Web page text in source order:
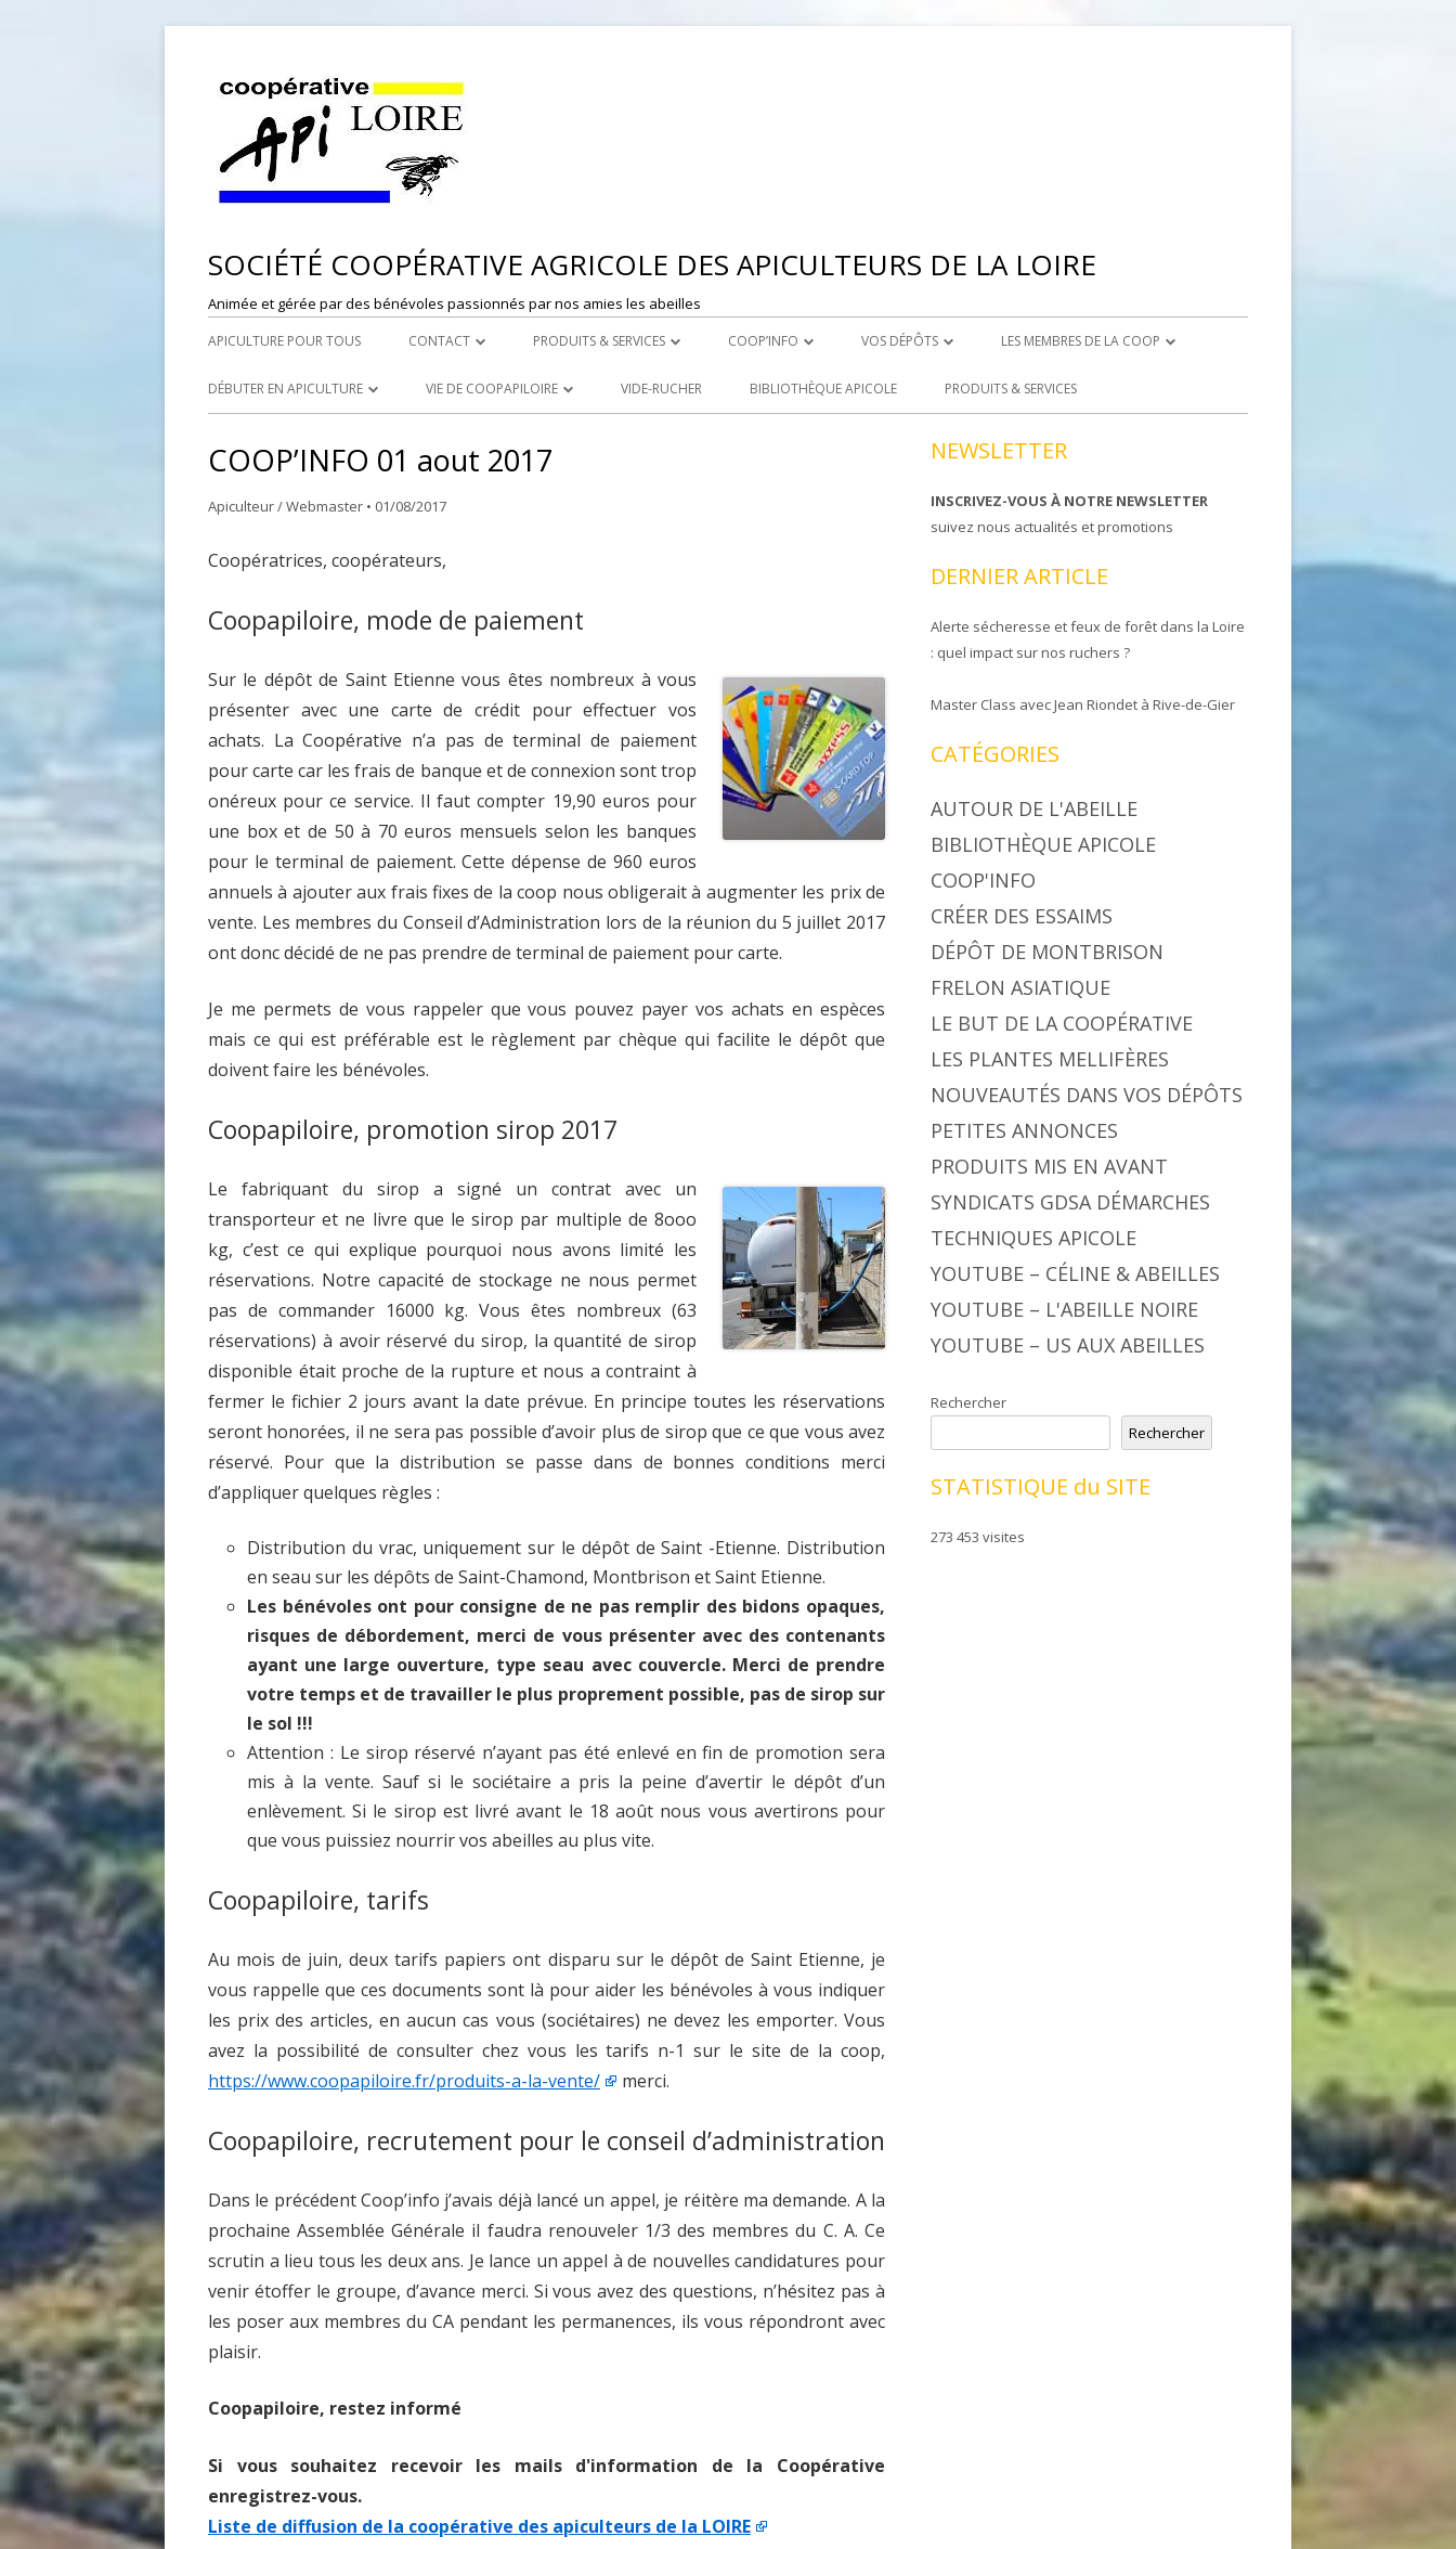
SOCIÉTÉ COOPÉRATIVE AGRICOLE DES APICULTEURS DE LA LOIRE
Animée et gérée par des bénévoles passionnés par nos amies les abeilles
APICULTURE POUR TOUS CONTACT
DÉPÔT DE MONTBRISON
PRODUITS & SERVICES
ROYAL CARE
COOP’INFO
DÉPOSER UNE ANNONCE
VOS DÉPÔTS
DEPOT DE ST ETIENNE
LES MEMBRES DE LA COOP
DEVENIR ADHÉRENT
DÉBUTER EN APICULTURE
MATÉRIEL POUR UNE PREMIÈRE
RUCHER ÉCOLE
VIE DE COOPAPILOIRE
ASSEMBLÉES GÉNÉRALES
VIDE-RUCHER BIBLIOTHÈQUE APICOLE PRODUITS & SERVICES
COOP’INFO 01 aout 2017
Apiculteur / Webmaster • 01/08/2017
Coopératrices, coopérateurs,
Coopapiloire, mode de paiement
Sur le dépôt de Saint Etienne vous êtes nombreux à vous
présenter avec une carte de crédit pour effectuer vos
achats. La Coopérative n’a pas de terminal de paiement
pour carte car les frais de banque et de connexion sont trop
onéreux pour ce service. Il faut compter 19,90 euros pour
une box et de 50 à 70 euros mensuels selon les banques
pour le terminal de paiement. Cette dépense de 960 euros
annuels à ajouter aux frais fixes de la coop nous obligerait à augmenter les prix de
vente. Les membres du Conseil d’Administration lors de la réunion du 5 juillet 2017
ont donc décidé de ne pas prendre de terminal de paiement pour carte.
Je me permets de vous rappeler que vous pouvez payer vos achats en espèces
mais ce qui est préférable est le règlement par chèque qui facilite le dépôt que
doivent faire les bénévoles.
Coopapiloire, promotion sirop 2017
Le fabriquant du sirop a signé un contrat avec un
transporteur et ne livre que le sirop par multiple de 8ooo
kg, c’est ce qui explique pourquoi nous avons limité les
réservations. Notre capacité de stockage ne nous permet
pas de commander 16000 kg. Vous êtes nombreux (63
réservations) à avoir réservé du sirop, la quantité de sirop
disponible était proche de la rupture et nous a contraint à
fermer le fichier 2 jours avant la date prévue. En principe toutes les réservations
seront honorées, il ne sera pas possible d’avoir plus de sirop que ce que vous avez
réservé. Pour que la distribution se passe dans de bonnes conditions merci
d’appliquer quelques règles :
Distribution du vrac, uniquement sur le dépôt de Saint -Etienne. Distribution
en seau sur les dépôts de Saint-Chamond, Montbrison et Saint Etienne.
Les bénévoles ont pour consigne de ne pas remplir des bidons opaques,
risques de débordement, merci de vous présenter avec des contenants
ayant une large ouverture, type seau avec couvercle. Merci de prendre
votre temps et de travailler le plus proprement possible, pas de sirop sur
le sol !!!
Attention : Le sirop réservé n’ayant pas été enlevé en fin de promotion sera
mis à la vente. Sauf si le sociétaire a pris la peine d’avertir le dépôt d’un
enlèvement. Si le sirop est livré avant le 18 août nous vous avertirons pour
que vous puissiez nourrir vos abeilles au plus vite.
Coopapiloire, tarifs
Au mois de juin, deux tarifs papiers ont disparu sur le dépôt de Saint Etienne, je
vous rappelle que ces documents sont là pour aider les bénévoles à vous indiquer
les prix des articles, en aucun cas vous (sociétaires) ne devez les emporter. Vous
avez la possibilité de consulter chez vous les tarifs n-1 sur le site de la coop,
https://www.coopapiloire.fr/produits-a-la-vente/
merci.
Coopapiloire, recrutement pour le conseil d’administration
Dans le précédent Coop’info j’avais déjà lancé un appel, je réitère ma demande. A la
prochaine Assemblée Générale il faudra renouveler 1/3 des membres du C. A. Ce
scrutin a lieu tous les deux ans. Je lance un appel à de nouvelles candidatures pour
venir étoffer le groupe, d’avance merci. Si vous avez des questions, n’hésitez pas à
les poser aux membres du CA pendant les permanences, ils vous répondront avec
plaisir.
Coopapiloire, restez informé
Si vous souhaitez recevoir les mails d'information de la Coopérative
enregistrez-vous.
Liste de diffusion de la coopérative des apiculteurs de la LOIRE
NEWSLETTER
INSCRIVEZ-VOUS À NOTRE NEWSLETTER
suivez nous actualités et promotions
DERNIER ARTICLE
Alerte sécheresse et feux de forêt dans la Loire
: quel impact sur nos ruchers ?
Master Class avec Jean Riondet à Rive-de-Gier
CATÉGORIES
AUTOUR DE L'ABEILLE
BIBLIOTHÈQUE APICOLE
COOP'INFO
CRÉER DES ESSAIMS
DÉPÔT DE MONTBRISON
FRELON ASIATIQUE
LE BUT DE LA COOPÉRATIVE
LES PLANTES MELLIFÈRES
NOUVEAUTÉS DANS VOS DÉPÔTS
PETITES ANNONCES
PRODUITS MIS EN AVANT
SYNDICATS GDSA DÉMARCHES
TECHNIQUES APICOLE
YOUTUBE – CÉLINE & ABEILLES
YOUTUBE – L'ABEILLE NOIRE
YOUTUBE – US AUX ABEILLES
Rechercher
Rechercher
STATISTIQUE du SITE
273 453 visites